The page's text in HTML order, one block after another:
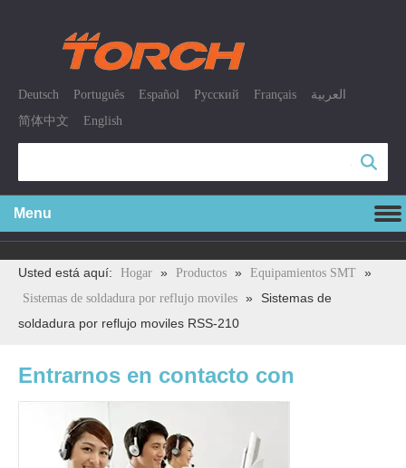
Deutsch Português Español Pусский Français العربية
简体中文 English
Menu
Usted está aquí: Hogar » Productos » Equipamientos SMT »
Sistemas de soldadura por reflujo moviles »
Sistemas de
soldadura por reflujo moviles RSS-210
Entrarnos en contacto con